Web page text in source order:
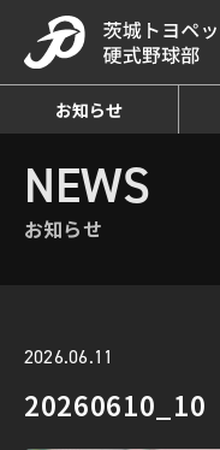
お知らせ
NEWS
お知らせ
2026.06.11
20260610_10